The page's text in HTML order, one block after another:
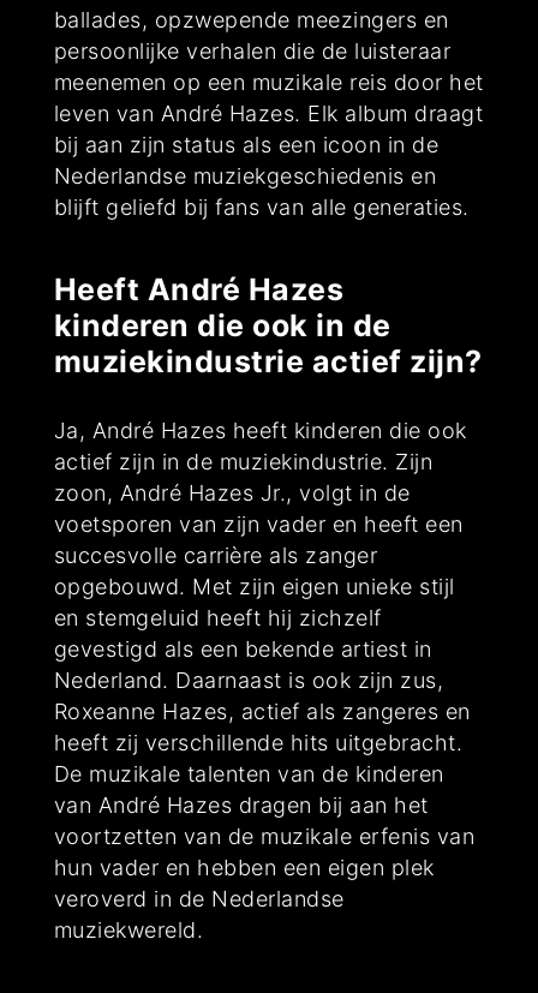
ballades, opzwepende meezingers en
persoonlijke verhalen die de luisteraar
meenemen op een muzikale reis door het
leven van André Hazes. Elk album draagt
bij aan zijn status als een icoon in de
Nederlandse muziekgeschiedenis en
blijft geliefd bij fans van alle generaties.
Heeft André Hazes
kinderen die ook in de
muziekindustrie actief zijn?
Ja, André Hazes heeft kinderen die ook
actief zijn in de muziekindustrie. Zijn
zoon, André Hazes Jr., volgt in de
voetsporen van zijn vader en heeft een
succesvolle carrière als zanger
opgebouwd. Met zijn eigen unieke stijl
en stemgeluid heeft hij zichzelf
gevestigd als een bekende artiest in
Nederland. Daarnaast is ook zijn zus,
Roxeanne Hazes, actief als zangeres en
heeft zij verschillende hits uitgebracht.
De muzikale talenten van de kinderen
van André Hazes dragen bij aan het
voortzetten van de muzikale erfenis van
hun vader en hebben een eigen plek
veroverd in de Nederlandse
muziekwereld.